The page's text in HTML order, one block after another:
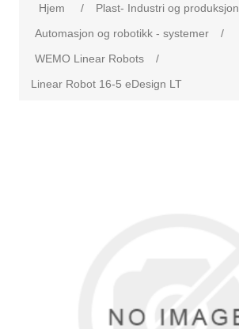
Hjem / Plast- Industri og produksjon
Automasjon og robotikk - systemer
/
WEMO Linear Robots
/
Linear Robot 16-5 eDesign LT